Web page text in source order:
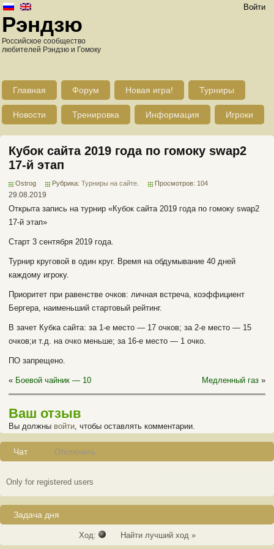
Войти
Рэндзю
Российское сообщество
любителей Рэндзю и Гомоку
Главная Форум Новая игра! Турниры
Новости Тренировка Информация Игроки
Кубок сайта 2019 года по гомоку swap2
17-й этап
Ostrog Рубрика: Турниры на сайте Просмотров: 104
29.08.2019
Открыта запись на турнир «Кубок сайта 2019 года по гомоку swap2
17-й этап»
Старт 3 сентября 2019 года.
Турнир круговой в один круг. Время на обдумывание 40 дней
каждому игроку.
Приоритет при равенстве очков: личная встреча, коэффициент
Бергера, наименьший стартовый рейтинг.
В зачет Кубка сайта: за 1-е место — 17 очков; за 2-е место — 15
очков;и т.д. на очко меньше; за 16-е место — 1 очко.
ПО запрещено.
« Боевой чайник — 10 Медленный газ »
Ваш отзыв
Вы должны войти, чтобы оставлять комментарии.
Чат Отключить
Only for registered users
Задача дня
Ход: Найти лучший ход »